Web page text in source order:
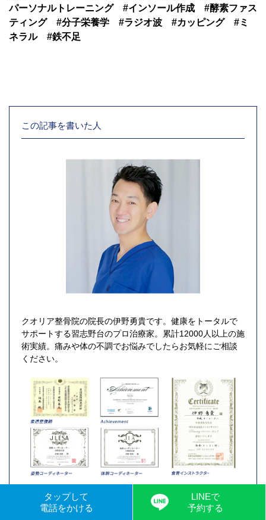
タップして
電話をかける
LINEで
予約する
パーソナルトレーニング #インソール作成 #酵素ファス
ティング #分子栄養学 #ラジオ波 #カッピング
#ミ
ネラル
#鉄不足
この記事を書いた人
クオリア整骨院の院長の伊野勇貴です。健康をトータルで
サポートする習志野台のプロ治療家。累計12000人以上の施
術実績。痛みや体の不調でお悩みでしたらお気軽にご相談
ください。